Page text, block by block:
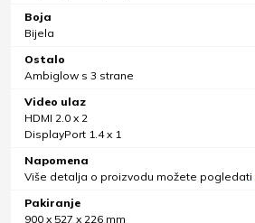
Boja
Bijela
Ostalo
Ambiglow s 3 strane
Video ulaz
HDMI 2.0 x 2
DisplayPort 1.4 x 1
Napomena
Više detalja o proizvodu možete pogledati
Pakiranje
900 x 527 x 226 mm